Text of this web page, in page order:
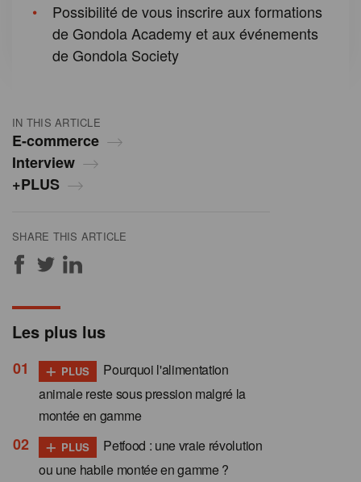
IN THIS ARTICLE
E-commerce
Interview
+PLUS
SHARE THIS ARTICLE
Possibilité de vous inscrire aux formations
de Gondola Academy et aux événements
de Gondola Society
Les plus lus
+ PLUS
Pourquoi l'alimentation
animale reste sous pression malgré la
montée en gamme
+ PLUS
Petfood : une vraie révolution
ou une habile montée en gamme ?